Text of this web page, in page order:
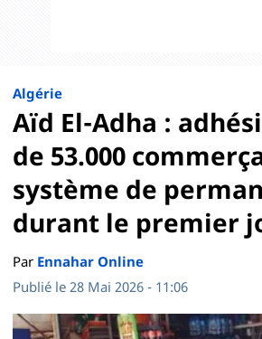
Algérie
Aïd El-Adha :
de 53.000
système de
durant le premier
Par Ennahar Online
Publié le 28 Mai 2026 - 11:06